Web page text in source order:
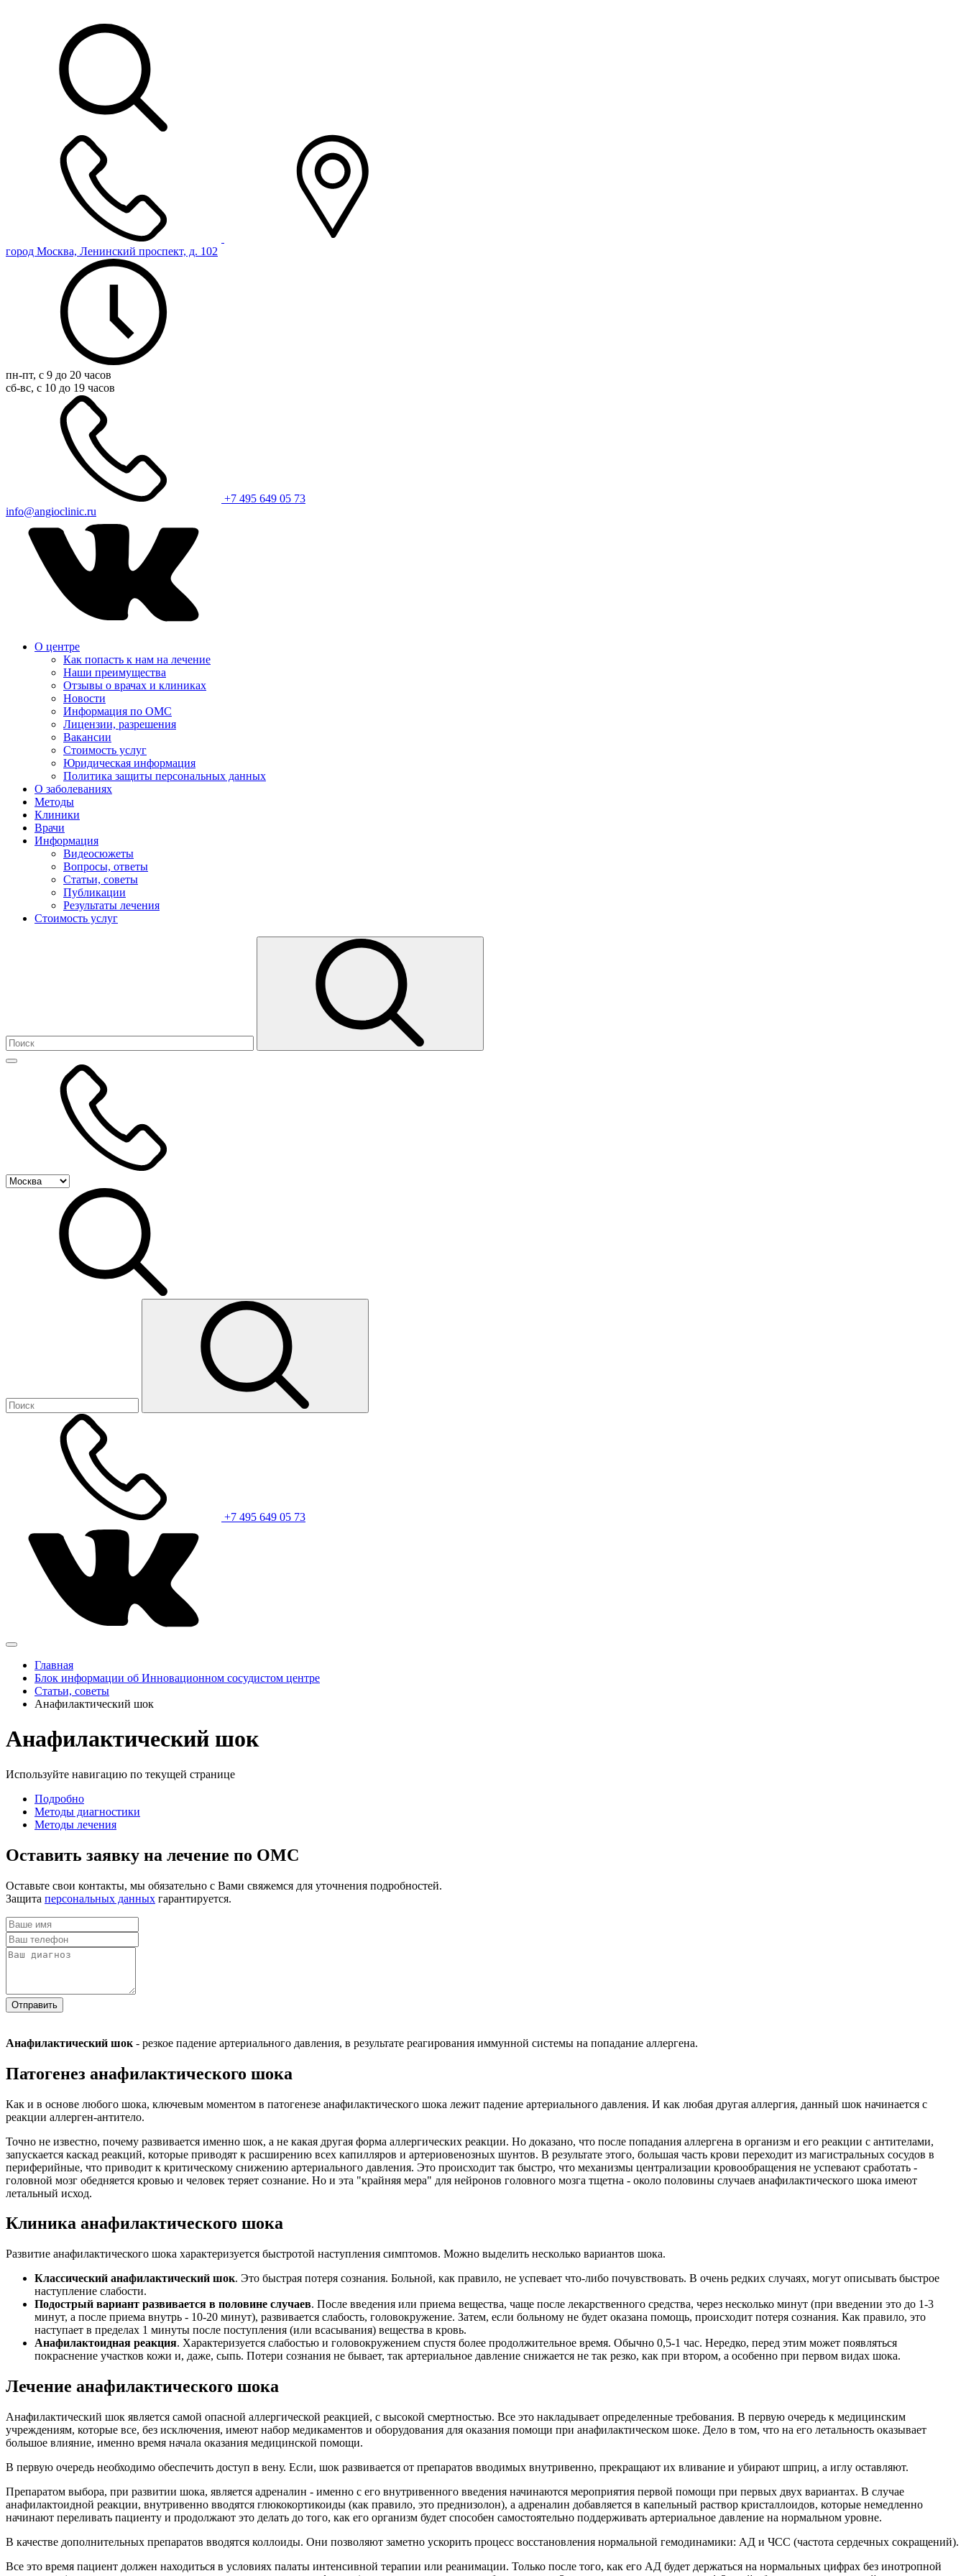
город Москва, Ленинский проспект, д. 102
пн-пт, с 9 до 20 часов
сб-вс, с 10 до 19 часов
+7 495 649 05 73
info@angioclinic.ru
О центре
Как попасть к нам на лечение
Наши преимущества
Отзывы о врачах и клиниках
Новости
Информация по ОМС
Лицензии, разрешения
Вакансии
Стоимость услуг
Юридическая информация
Политика защиты персональных данных
О заболеваниях
Методы
Клиники
Врачи
Информация
Видеосюжеты
Вопросы, ответы
Статьи, советы
Публикации
Результаты лечения
Стоимость услуг
+7 495 649 05 73
Главная
Блок информации об Инновационном сосудистом центре
Статьи, советы
Анафилактический шок
Анафилактический шок
Используйте навигацию по текущей странице
Подробно
Методы диагностики
Методы лечения
Оставить заявку на лечение по ОМС
Оставьте свои контакты, мы обязательно с Вами свяжемся для уточнения подробностей.
Защита персональных данных гарантируется.
Отправить
Анафилактический шок - резкое падение артериального давления, в результате реагирования иммунной системы на попадание аллергена.
Патогенез анафилактического шока
Как и в основе любого шока, ключевым моментом в патогенезе анафилактического шока лежит падение артериального давления. И как любая другая аллергия, данный шок начинается с
реакции аллерген-антитело.
Точно не известно, почему развивается именно шок, а не какая другая форма аллергических реакции. Но доказано, что после попадания аллергена в организм и его реакции с антителами,
запускается каскад реакций, которые приводят к расширению всех капилляров и артериовенозных шунтов. В результате этого, большая часть крови переходит из магистральных сосудов в
периферийные, что приводит к критическому снижению артериального давления. Это происходит так быстро, что механизмы централизации кровообращения не успевают сработать -
головной мозг обедняется кровью и человек теряет сознание. Но и эта "крайняя мера" для нейронов головного мозга тщетна - около половины случаев анафилактического шока имеют
летальный исход.
Клиника анафилактического шока
Развитие анафилактического шока характеризуется быстротой наступления симптомов. Можно выделить несколько вариантов шока.
Классический анафилактический шок. Это быстрая потеря сознания. Больной, как правило, не успевает что-либо почувствовать. В очень редких случаях, могут описывать быстрое
наступление слабости.
Подострый вариант развивается в половине случаев. После введения или приема вещества, чаще после лекарственного средства, через несколько минут (при введении это до 1-3
минут, а после приема внутрь - 10-20 минут), развивается слабость, головокружение. Затем, если больному не будет оказана помощь, происходит потеря сознания. Как правило, это
наступает в пределах 1 минуты после поступления (или всасывания) вещества в кровь.
Анафилактоидная реакция. Характеризуется слабостью и головокружением спустя более продолжительное время. Обычно 0,5-1 час. Нередко, перед этим может появляться
покраснение участков кожи и, даже, сыпь. Потери сознания не бывает, так артериальное давление снижается не так резко, как при втором, а особенно при первом видах шока.
Лечение анафилактического шока
Анафилактический шок является самой опасной аллергической реакцией, с высокой смертностью. Все это накладывает определенные требования. В первую очередь к медицинским
учреждениям, которые все, без исключения, имеют набор медикаментов и оборудования для оказания помощи при анафилактическом шоке. Дело в том, что на его летальность оказывает
большое влияние, именно время начала оказания медицинской помощи.
В первую очередь необходимо обеспечить доступ в вену. Если, шок развивается от препаратов вводимых внутривенно, прекращают их вливание и убирают шприц, а иглу оставляют.
Препаратом выбора, при развитии шока, является адреналин - именно с его внутривенного введения начинаются мероприятия первой помощи при первых двух вариантах. В случае
анафилактоидной реакции, внутривенно вводятся глюкокортикоиды (как правило, это преднизолон), а адреналин добавляется в капельный раствор кристаллоидов, которые немедленно
начинают переливать пациенту и продолжают это делать до того, как его организм будет способен самостоятельно поддерживать артериальное давление на нормальном уровне.
В качестве дополнительных препаратов вводятся коллоиды. Они позволяют заметно ускорить процесс восстановления нормальной гемодинамики: АД и ЧСС (частота сердечных сокращений).
Все это время пациент должен находиться в условиях палаты интенсивной терапии или реанимации. Только после того, как его АД будет держаться на нормальных цифрах без инотропной